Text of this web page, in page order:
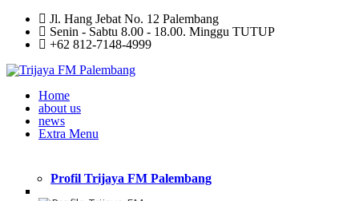
Jl. Hang Jebat No. 12 Palembang
Senin - Sabtu 8.00 - 18.00. Minggu TUTUP
+62 812-7148-4999
Home
about us
news
Extra Menu
Profil Trijaya FM Palembang